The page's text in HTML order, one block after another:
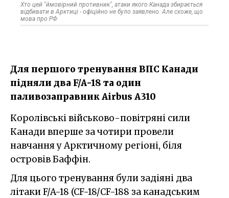
Хто цей "ймовірний противник", атаки якого Канада збирається
відбивати в Арктиці - офіційно не було заявлено. Але схоже, що
мова про РФ
Для першого тренування ВПС Канади
підняли два F/A-18 та один
паливозаправник Airbus A310
Королівські військово-повітряні сили
Канади вперше за чотири провели
навчання у Арктичному регіоні, біля
островів Баффін.
Для цього тренування були задіяні два
літаки F/A-18 (CF-18/CF-188 за канадським